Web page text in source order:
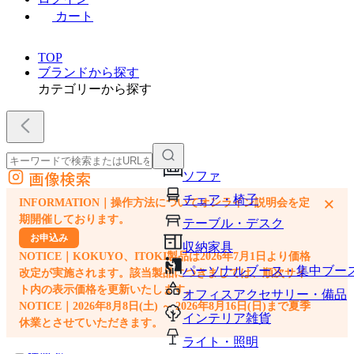
カート
TOP
ブランドから探す
カテゴリーから探す
ソファ
チェア・椅子
テーブル・デスク
収納家具
パーソナルブース・集中ブー
オフィスアクセサリー・備品
インテリア雑貨
ライト・照明
外部サイトの商品をカートに追加
他のサイトで見つけた商品ページのURLを貼り付けて、カートに追加できます
画像検索
INFORMATION｜操作方法についてオンライン説明会を定
期開催しております。
お申込み
NOTICE｜KOKUYO、ITOKI製品は2026年7月1日より価格
改定が実施されます。該当製品につきましては、順次サイ
ト内の表示価格を更新いたします。
NOTICE｜2026年8月8日(土) ～ 2026年8月16日(日)まで夏季
休業とさせていただきます。
×